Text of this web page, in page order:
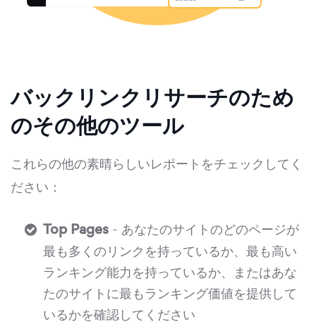
バックリンクリサーチのため
のその他のツール
これらの他の素晴らしいレポートをチェックしてく
ださい：
Top Pages - あなたのサイトのどのページが
最も多くのリンクを持っているか、最も高い
ランキング能力を持っているか、またはあな
たのサイトに最もランキング価値を提供して
いるかを確認してください